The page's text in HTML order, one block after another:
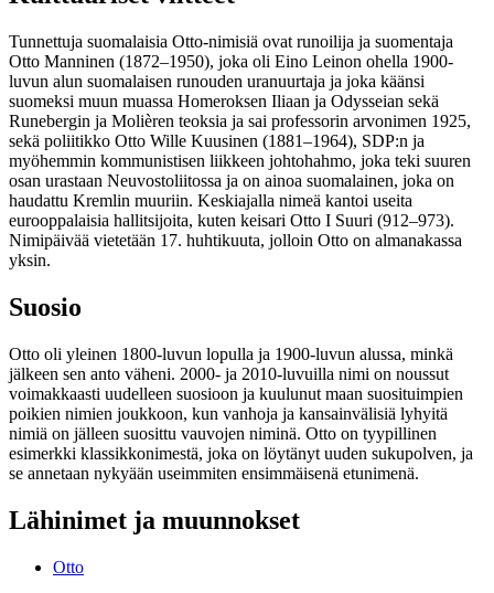
Tunnettuja suomalaisia Otto-nimisiä ovat runoilija ja suomentaja
Otto Manninen (1872–1950), joka oli Eino Leinon ohella 1900-
luvun alun suomalaisen runouden uranuurtaja ja joka käänsi
suomeksi muun muassa Homeroksen Iliaan ja Odysseian sekä
Runebergin ja Molièren teoksia ja sai professorin arvonimen 1925,
sekä poliitikko Otto Wille Kuusinen (1881–1964), SDP:n ja
myöhemmin kommunistisen liikkeen johtohahmo, joka teki suuren
osan urastaan Neuvostoliitossa ja on ainoa suomalainen, joka on
haudattu Kremlin muuriin. Keskiajalla nimeä kantoi useita
eurooppalaisia hallitsijoita, kuten keisari Otto I Suuri (912–973).
Nimipäivää vietetään 17. huhtikuuta, jolloin Otto on almanakassa
yksin.
Suosio
Otto oli yleinen 1800-luvun lopulla ja 1900-luvun alussa, minkä
jälkeen sen anto väheni. 2000- ja 2010-luvuilla nimi on noussut
voimakkaasti uudelleen suosioon ja kuulunut maan suosituimpien
poikien nimien joukkoon, kun vanhoja ja kansainvälisiä lyhyitä
nimiä on jälleen suosittu vauvojen niminä. Otto on tyypillinen
esimerkki klassikkonimestä, joka on löytänyt uuden sukupolven, ja
se annetaan nykyään useimmiten ensimmäisenä etunimenä.
Lähinimet ja muunnokset
Otto